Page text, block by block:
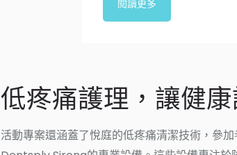
牙周噴砂治療（天
牙周噴砂治療深層牙周護